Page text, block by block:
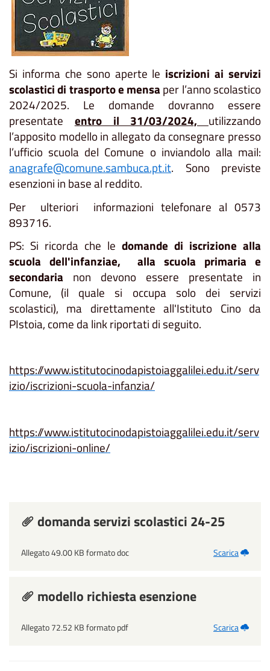
Si informa che sono aperte le iscrizioni ai servizi
scolastici di trasporto e mensa per l’anno scolastico
2024/2025. Le domande dovranno essere
presentate entro il 31/03/2024, utilizzando
l’apposito modello in allegato da consegnare presso
l’ufficio scuola del Comune o inviandolo alla mail:
anagrafe@comune.sambuca.pt.it. Sono previste
esenzioni in base al reddito.
Per ulteriori informazioni telefonare al 0573
893716.
PS: Si ricorda che le domande di iscrizione alla
scuola dell'infanziae, alla scuola primaria e
secondaria non devono essere presentate in
Comune, (il quale si occupa solo dei servizi
scolastici), ma direttamente all'Istituto Cino da
PIstoia, come da link riportati di seguito.
https://www.istitutocinodapistoiaggalilei.edu.it/serv
izio/iscrizioni-scuola-infanzia/
https://www.istitutocinodapistoiaggalilei.edu.it/serv
izio/iscrizioni-online/
domanda servizi scolastici 24-25
Allegato 49.00 KB formato doc Scarica
modello richiesta esenzione
Allegato 72.52 KB formato pdf Scarica